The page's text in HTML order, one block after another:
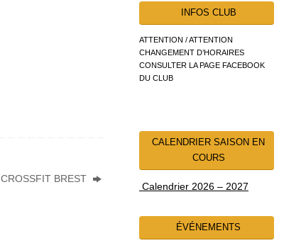
CROSSFIT BREST
INFOS CLUB
ATTENTION / ATTENTION
CHANGEMENT D’HORAIRES
CONSULTER LA PAGE FACEBOOK
DU CLUB
CALENDRIER SAISON EN
COURS
Calendrier 2026 – 2027
ÉVÉNEMENTS